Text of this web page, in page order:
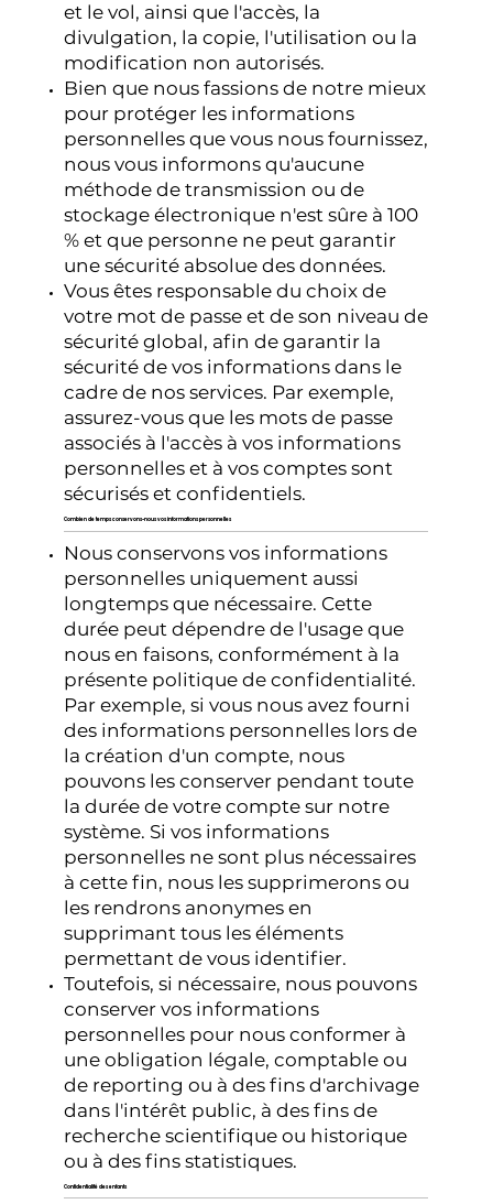
et le vol, ainsi que l'accès, la
divulgation, la copie, l'utilisation ou la
modification non autorisés.
Bien que nous fassions de notre mieux
pour protéger les informations
personnelles que vous nous fournissez,
nous vous informons qu'aucune
méthode de transmission ou de
stockage électronique n'est sûre à 100
% et que personne ne peut garantir
une sécurité absolue des données.
Vous êtes responsable du choix de
votre mot de passe et de son niveau de
sécurité global, afin de garantir la
sécurité de vos informations dans le
cadre de nos services. Par exemple,
assurez-vous que les mots de passe
associés à l'accès à vos informations
personnelles et à vos comptes sont
sécurisés et confidentiels.
Combien de temps conservons-nous vos informations personnelles
Nous conservons vos informations
personnelles uniquement aussi
longtemps que nécessaire. Cette
durée peut dépendre de l'usage que
nous en faisons, conformément à la
présente politique de confidentialité.
Par exemple, si vous nous avez fourni
des informations personnelles lors de
la création d'un compte, nous
pouvons les conserver pendant toute
la durée de votre compte sur notre
système. Si vos informations
personnelles ne sont plus nécessaires
à cette fin, nous les supprimerons ou
les rendrons anonymes en
supprimant tous les éléments
permettant de vous identifier.
Toutefois, si nécessaire, nous pouvons
conserver vos informations
personnelles pour nous conformer à
une obligation légale, comptable ou
de reporting ou à des fins d'archivage
dans l'intérêt public, à des fins de
recherche scientifique ou historique
ou à des fins statistiques.
Confidentialité des enfants